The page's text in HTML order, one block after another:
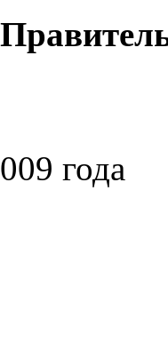
года